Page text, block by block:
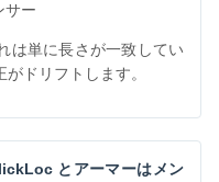
サー
は単に長さが一致してい
ドリフトします。
とアーマーはメン